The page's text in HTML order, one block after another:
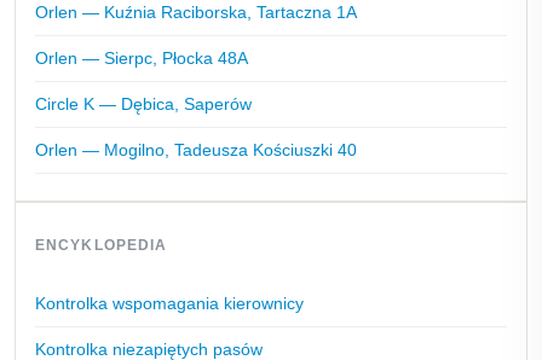
Orlen — Kuźnia Raciborska, Tartaczna 1A
Orlen — Sierpc, Płocka 48A
Circle K — Dębica, Saperów
Orlen — Mogilno, Tadeusza Kościuszki 40
ENCYKLOPEDIA
Kontrolka wspomagania kierownicy
Kontrolka niezapiętych pasów